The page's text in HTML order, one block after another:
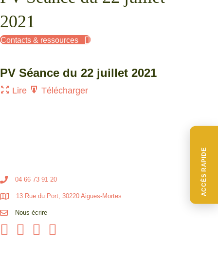
ACCÈS RAPIDE
2021
Contacts & ressources
PV Séance du 22 juillet 2021
Lire Télécharger
04 66 73 91 20
13 Rue du Port, 30220 Aigues-Mortes
Nous écrire